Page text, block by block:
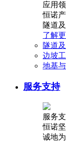
应用
恒诺
隧道
了解
隧道
边坡
地基
服务支持
服务
恒诺
诚地